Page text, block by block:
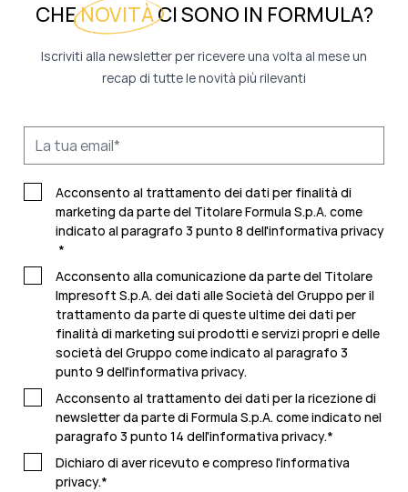
CHENOVITÀCI SONO IN FORMULA?
Iscriviti alla newsletter per ricevere una volta al mese un
recap di tutte le novità più rilevanti
Acconsento al trattamento dei dati per finalità di
marketing da parte del Titolare Formula S.p.A. come
indicato al paragrafo 3 punto 8 dell'informativa privacy
*
Acconsento alla comunicazione da parte del Titolare
Impresoft S.p.A. dei dati alle Società del Gruppo per il
trattamento da parte di queste ultime dei dati per
finalità di marketing sui prodotti e servizi propri e delle
società del Gruppo come indicato al paragrafo 3
punto 9 dell'informativa privacy.
Acconsento al trattamento dei dati per la ricezione di
newsletter da parte di Formula S.p.A. come indicato nel
paragrafo 3 punto 14 dell'informativa privacy.*
Dichiaro di aver ricevuto e compreso l'informativa
privacy.*